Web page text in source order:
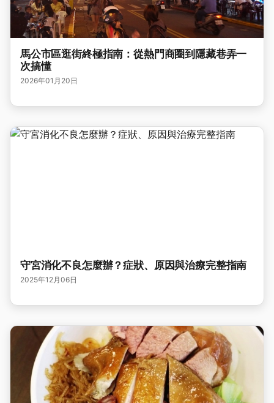
馬公市區逛街終極指南：從熱門商圈到隱藏巷弄一
次搞懂
2026年01月20日
守宮消化不良怎麼辦？症狀、原因與治療完整指南
2025年12月06日